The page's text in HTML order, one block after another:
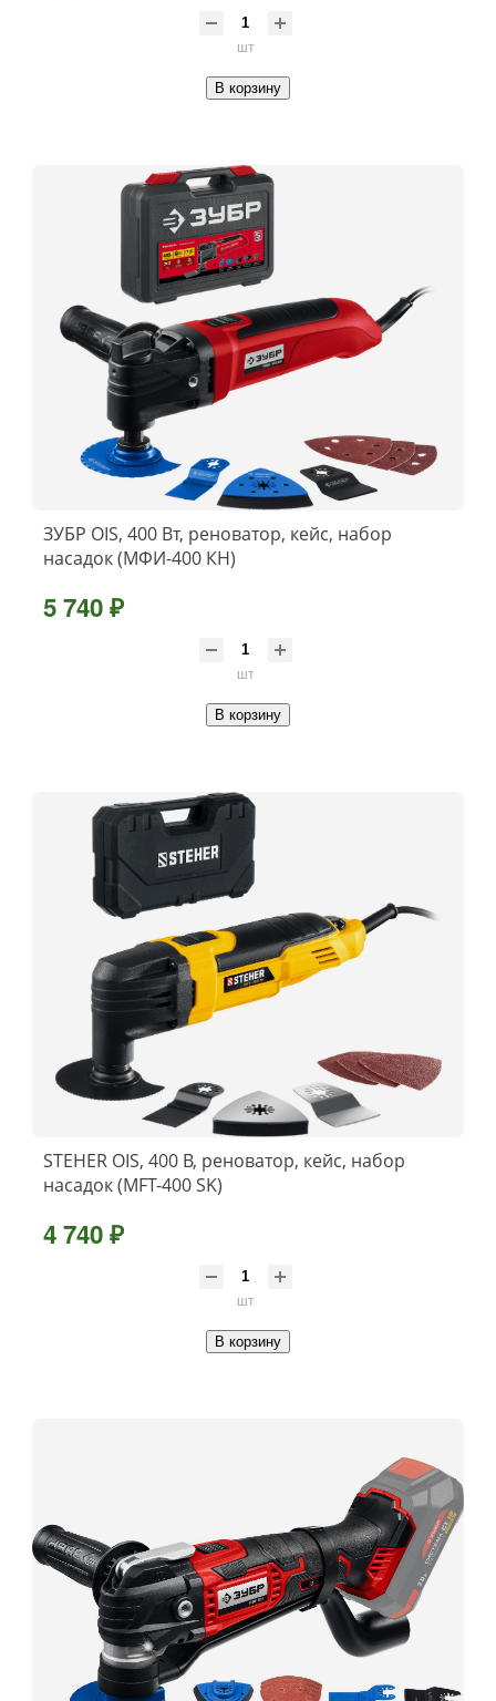
шт
В корзину
ЗУБР OIS, 400 Вт, реноватор, кейс, набор
насадок (МФИ-400 КН)
5 740 ₽
шт
В корзину
STEHER OIS, 400 В, реноватор, кейс, набор
насадок (MFT-400 SK)
4 740 ₽
шт
В корзину